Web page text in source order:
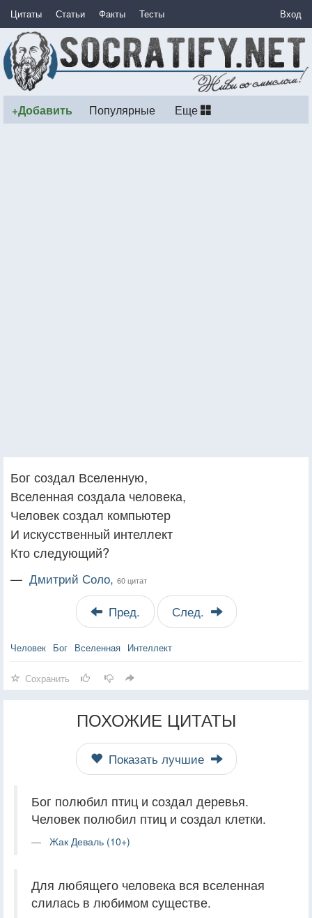
Цитаты Статьи Факты Тесты Вход
+Добавить Популярные Еще
Бог создал Вселенную,
Вселенная создала человека,
Человек создал компьютер
И искусственный интеллект
Кто следующий?
— Дмитрий Соло, 60 цитат
Пред. След.
Человек Бог Вселенная Интеллект
Сохранить
ПОХОЖИЕ ЦИТАТЫ
Показать лучшие
Бог полюбил птиц и создал деревья.
Человек полюбил птиц и создал клетки.
Жак Деваль (10+)
Для любящего человека вся вселенная
слилась в любимом существе.